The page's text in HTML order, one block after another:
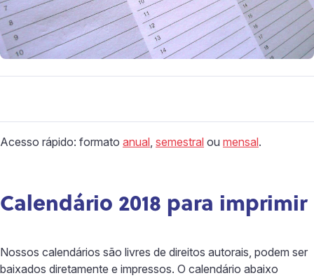
Acesso rápido: formato anual, semestral ou mensal.
Calendário 2018 para imprimir
Nossos calendários são livres de direitos autorais, podem ser
baixados diretamente e impressos. O calendário abaixo